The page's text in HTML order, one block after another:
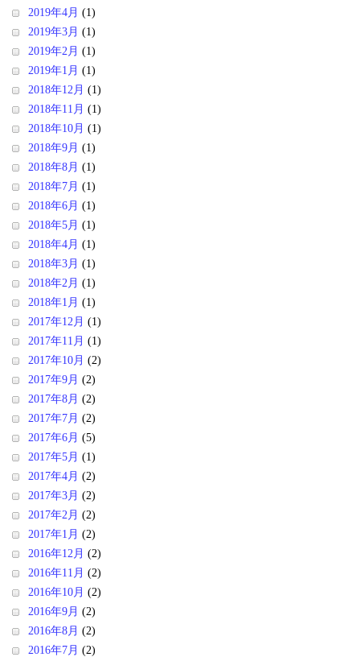
2019年4月 (1)
2019年3月 (1)
2019年2月 (1)
2019年1月 (1)
2018年12月 (1)
2018年11月 (1)
2018年10月 (1)
2018年9月 (1)
2018年8月 (1)
2018年7月 (1)
2018年6月 (1)
2018年5月 (1)
2018年4月 (1)
2018年3月 (1)
2018年2月 (1)
2018年1月 (1)
2017年12月 (1)
2017年11月 (1)
2017年10月 (2)
2017年9月 (2)
2017年8月 (2)
2017年7月 (2)
2017年6月 (5)
2017年5月 (1)
2017年4月 (2)
2017年3月 (2)
2017年2月 (2)
2017年1月 (2)
2016年12月 (2)
2016年11月 (2)
2016年10月 (2)
2016年9月 (2)
2016年8月 (2)
2016年7月 (2)